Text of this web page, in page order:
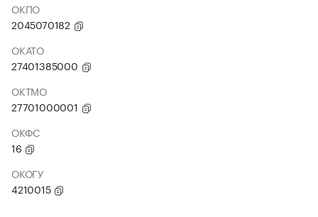
ОКПО
2045070182
ОКАТО
27401385000
ОКТМО
27701000001
ОКФС
16
ОКОГУ
4210015